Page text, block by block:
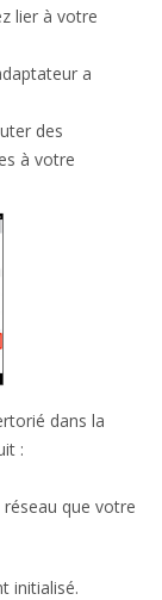
lier à votre
a
des
à votre
dans la
:
que votre
initialisé.